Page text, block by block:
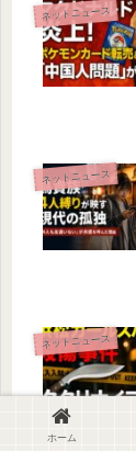
ネットニュース
ネットニュース
ネットニュース
ホーム